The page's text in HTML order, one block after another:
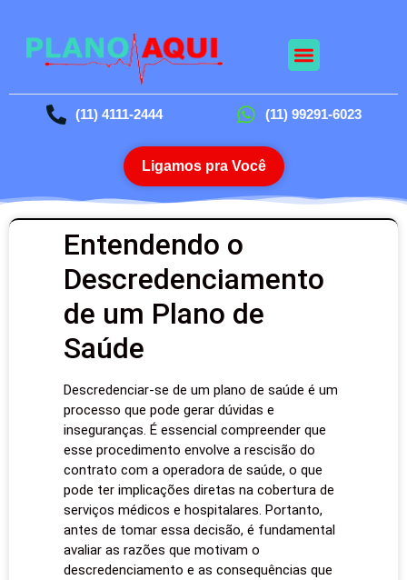
(11) 4111-2444 (11) 99291-6023
Ligamos pra Você
Entendendo o
Descredenciamento
de um Plano de
Saúde
Descredenciar-se de um plano de saúde é um
processo que pode gerar dúvidas e
inseguranças. É essencial compreender que
esse procedimento envolve a rescisão do
contrato com a operadora de saúde, o que
pode ter implicações diretas na cobertura de
serviços médicos e hospitalares. Portanto,
antes de tomar essa decisão, é fundamental
avaliar as razões que motivam o
descredenciamento e as consequências que